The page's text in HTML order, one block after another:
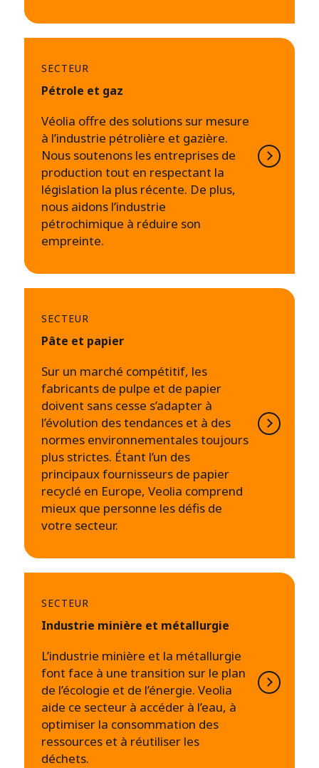
SECTEUR
Pétrole et gaz
Véolia offre des solutions sur mesure
à l’industrie pétrolière et gazière.
Nous soutenons les entreprises de
production tout en respectant la
législation la plus récente. De plus,
nous aidons l’industrie
pétrochimique à réduire son
empreinte.
SECTEUR
Pâte et papier
Sur un marché compétitif, les
fabricants de pulpe et de papier
doivent sans cesse s’adapter à
l’évolution des tendances et à des
normes environnementales toujours
plus strictes. Étant l’un des
principaux fournisseurs de papier
recyclé en Europe, Veolia comprend
mieux que personne les défis de
votre secteur.
SECTEUR
Industrie minière et métallurgie
L’industrie minière et la métallurgie
font face à une transition sur le plan
de l’écologie et de l’énergie. Veolia
aide ce secteur à accéder à l’eau, à
optimiser la consommation des
ressources et à réutiliser les
déchets.